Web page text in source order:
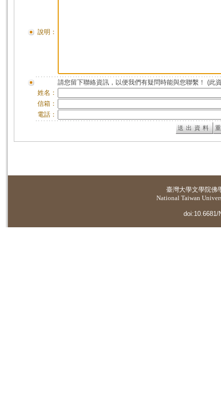
說明：
請您留下聯絡資訊，以便我們有疑問時能與您聯繫！ (此
姓名：
信箱：
電話：
臺灣大學文學院佛
National Taiwan
doi:10.6681/